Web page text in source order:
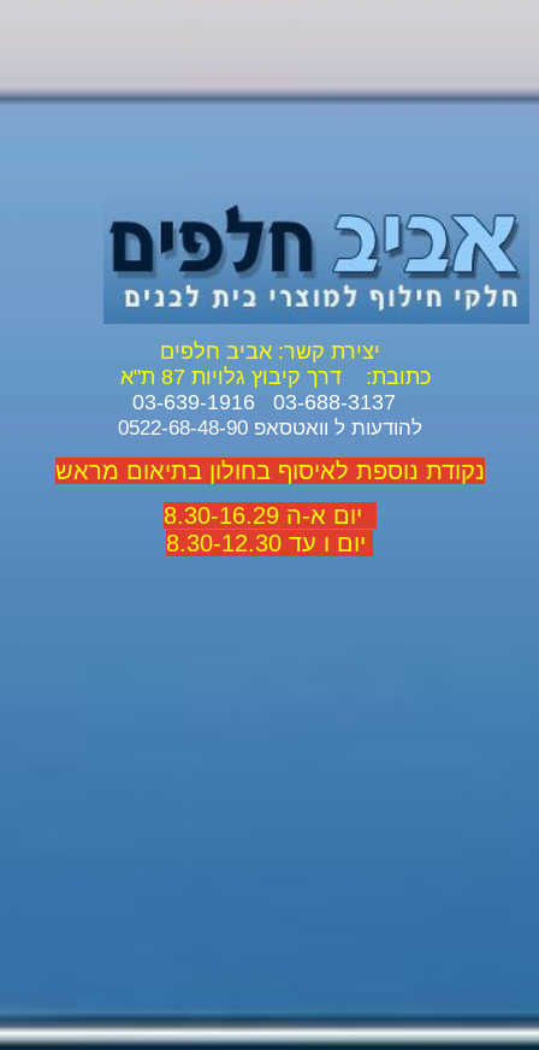
יצירת קשר: אביב חלפים
כתובת:
דרך קיבוץ גלויות 87 ת"א
להודעות ל וואטסאפ 0522-68-48-90
נקודת נוספת לאיסוף בחולון בתיאום מראש
יום א-ה 8.30-16.29
יום ו עד 8.30-12.30